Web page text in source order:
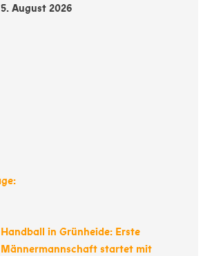
5. August 2026
Handball in Grünheide: Erste
Männermannschaft startet mit